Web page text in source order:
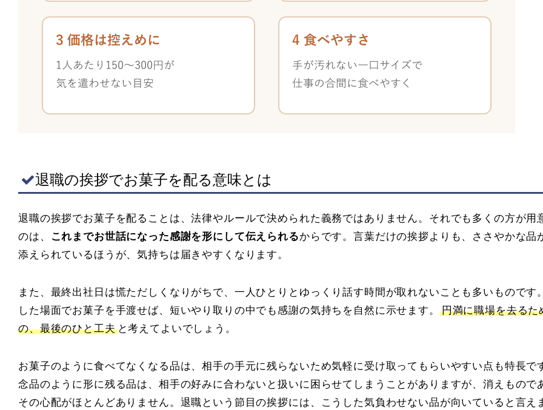
退職の挨拶でお菓子を配る意味とは
退職の挨拶でお菓子を配ることは、法律やルールで決められた義務ではありません。それでも多くの方が用
のは、
これまでお世話になった感謝を形にして伝えられるからです。言葉だけの挨拶よりも、ささやかな品
添えられているほうが、気持ちは届きやすくなります。
また、最終出社日は慌ただしくなりがちで、一人ひとりとゆっくり話す時間が取れないことも多いものです
した場面でお菓子を手渡せば、短いやり取りの中でも感謝の気持ちを自然に示せます。
円満に職場を去るた
の、最後のひと工夫と考えてよいでしょう。
お菓子のように食べてなくなる品は、相手の手元に残らないため気軽に受け取ってもらいやすい点も特長で
念品のように形に残る品は、相手の好みに合わないと扱いに困らせてしまうことがありますが、消えもので
その心配がほとんどありません。退職という節目の挨拶には、こうした気負わせない品が向いていると言え